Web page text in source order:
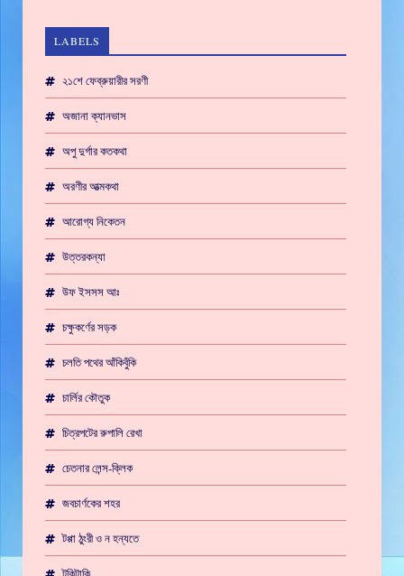
LABELS
২১শে ফেব্রুয়ারীর সরণী
অজানা ক্যানভাস
অপু দুর্গার কতকথা
অরণীর আত্মকথা
আরোগ্য নিকেতন
উত্তরকন্যা
উফ ইসসস আঃ
চক্ষুকর্ণের সড়ক
চলতি পথের আঁকিবুঁকি
চার্লির কৌতুক
চিত্রপটের রুপালি রেখা
চেতনার লেন্স-ক্লিক
জবচার্ণকের শহর
টপ্পা ঠুংরী ও ন হন্যতে